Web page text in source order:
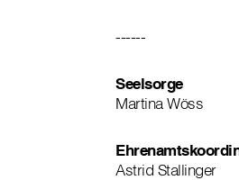
------
Seelsorge
Martina Wöss
Astrid Stallinger